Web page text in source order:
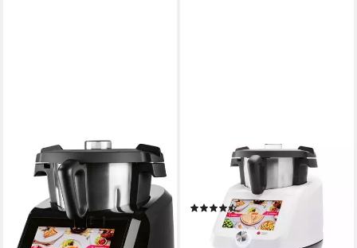
SILVERCREST
Küchenmaschine Monsieur
Cuisine smart SKMS 1200 C1
1200 W
Leistung
3 l Kapazität
10
Leistungsstufen
SILVERCREST
Küchenmaschine, Monsieur
Cuisine smart
(9)
ab 790,90 €
lieferbar - in 2-3 Werktagen bei dir